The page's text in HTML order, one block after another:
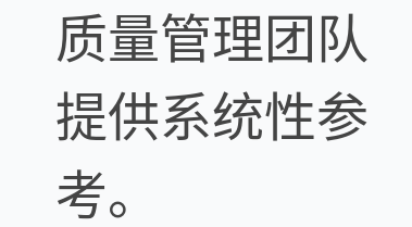
质量管理团队
提供系统性参
考。